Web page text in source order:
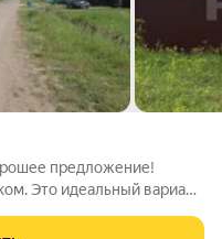
предложение!
Это идеальный вариант
жизни.